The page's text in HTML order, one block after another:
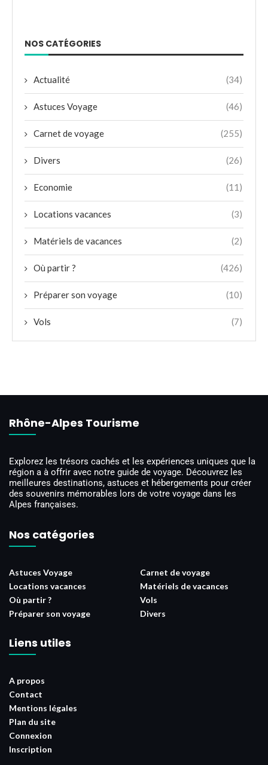
NOS CATÉGORIES
Actualité (34)
Astuces Voyage (46)
Carnet de voyage (255)
Divers (26)
Economie (11)
Locations vacances (3)
Matériels de vacances (2)
Où partir ? (426)
Préparer son voyage (10)
Vols (7)
Rhône-Alpes Tourisme
Explorez les trésors cachés et les expériences uniques que la
région a à offrir avec notre guide de voyage. Découvrez les
meilleures destinations, astuces et hébergements pour créer
des souvenirs mémorables lors de votre voyage dans les
Alpes françaises.
Nos catégories
Astuces Voyage
Carnet de voyage
Locations vacances
Matériels de vacances
Où partir ?
Vols
Préparer son voyage
Divers
Liens utiles
A propos
Contact
Mentions légales
Plan du site
Connexion
Inscription